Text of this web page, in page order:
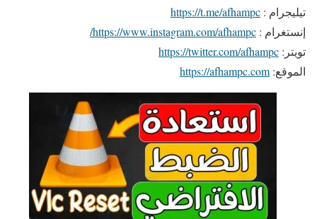
تيليجرام : https://t.me/afhampc
إنستغرام : https://www.instagram.com/afhampc/
تويتر: https://twitter.com/afhampc
الموقع: https://afhampc.com